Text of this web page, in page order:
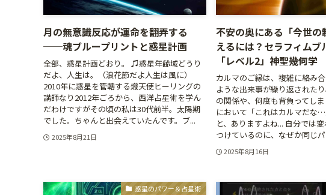
月の無意識反応が運命を翻弄する
──魂ブループリントと惑星計画
全部、惑星計画どおり。 ♫惑星年齢域どうり
だよ、人生は。（浪花節だよ人生は風に）
2010年に惑星を管轄する熾天使ヒーリングの
講師なり2012年ごろから、西洋占星術を学ん
だわけですがその頃の私は30代前半。太陽期
でした。ちゃんと出会えていたんです。ブ...
2025年8月21日
不安の奥にある「今世の
えるには？セラフィムブ
「レベル2」神聖幾何学
カルマのご縁は、複雑に絡み
ような出来事が繰り返された
の関係や、何度も背負ってし
において「これはカルマだな
と、ありますよね... 自分では
つけているのに、なぜか同じ
2025年8月16日
惑星のパワー＆占星術